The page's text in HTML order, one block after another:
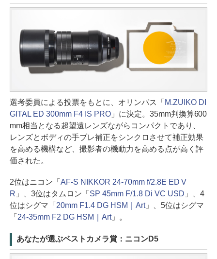
選考委員による投票をもとに、オリンパス「 M.ZUIKO DI
GITAL ED 300mm F4 IS PRO」に決定。35mm判換算600
mm相当となる超望遠レンズながらコンパクトであり、
レンズとボディの手ブレ補正をシンクロさせて補正効果
を高める機構など、撮影者の機動力を高める点が高く評
価された。
2位はニコン「 AF-S NIKKOR 24-70mm f/2.8E ED V
R 」、3位はタムロン「 SP 45mm F/1.8 Di VC USD 」、4
位はシグマ「 20mm F1.4 DG HSM｜Art」、5位はシグマ
「 24-35mm F2 DG HSM｜Art」。
あなたが選ぶベストカメラ賞：ニコンD5